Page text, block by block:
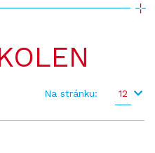
Na stránku: 12